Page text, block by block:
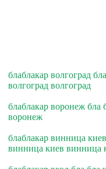
блаблакар волгоград
волгоград волгоград
блаблакар воронеж
воронеж
блаблакар винница
винница киев винница